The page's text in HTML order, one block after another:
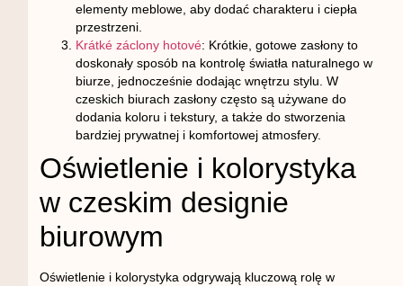
elementy meblowe, aby dodać charakteru i ciepła
przestrzeni.
Krátké záclony hotové: Krótkie, gotowe zasłony to
doskonały sposób na kontrolę światła naturalnego w
biurze, jednocześnie dodając wnętrzu stylu. W
czeskich biurach zasłony często są używane do
dodania koloru i tekstury, a także do stworzenia
bardziej prywatnej i komfortowej atmosfery.
Oświetlenie i kolorystyka
w czeskim designie
biurowym
Oświetlenie i kolorystyka odgrywają kluczową rolę w